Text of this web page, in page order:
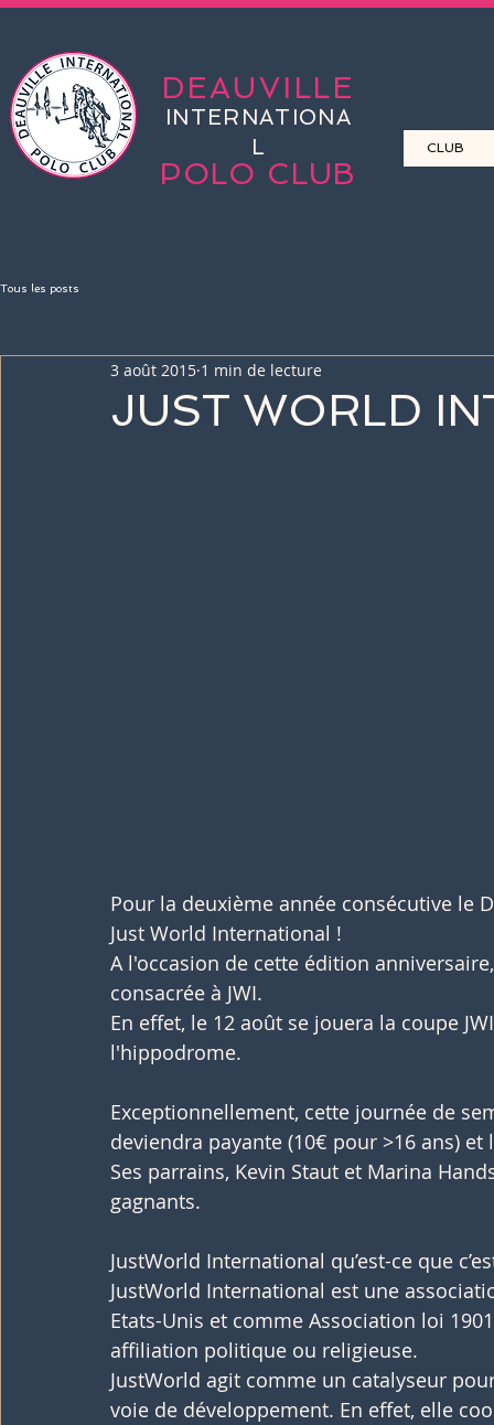
DEAUVILLE
INTERNATIONA
L
POLO CLUB
CLUB
Tous les posts
JUST WORLD
3 août 2015 1 min de lecture
Pour la deuxième année consécutive le
Just World International !
A l'occasion de cette édition
consacrée à JWI.
En effet, le 12 août se jouera la coupe
l'hippodrome.
Exceptionnellement, cette journée de
deviendra payante (10€ pour >16 ans)
Ses parrains, Kevin Staut et Marina
gagnants.
JustWorld International qu’est-ce que
JustWorld International est une
Etats-Unis et comme Association loi
affiliation politique ou religieuse.
JustWorld agit comme un catalyseur
voie de développement. En effet, elle